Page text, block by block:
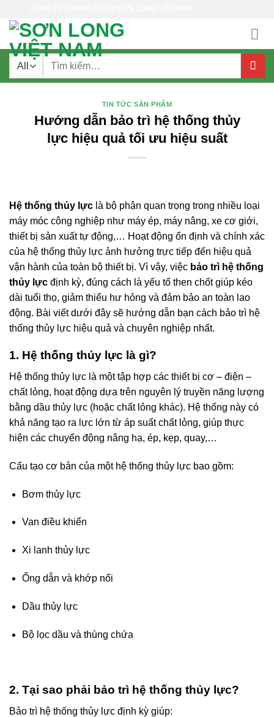
content
Tìm
TIN TỨC SẢN PHẨM
Hướng dẫn bảo trì hệ thống thủy
lực hiệu quả tối ưu hiệu suất
Hệ thống thủy lực là bộ phận quan trọng trong nhiều loại
máy móc công nghiệp như máy ép, máy nâng, xe cơ giới,
thiết bị sản xuất tự động,… Hoạt động ổn định và chính xác
của hệ thống thủy lực ảnh hưởng trực tiếp đến hiệu quả
vận hành của toàn bộ thiết bị. Vì vậy, việc bảo trì hệ thống
thủy lực định kỳ, đúng cách là yếu tố then chốt giúp kéo
dài tuổi thọ, giảm thiểu hư hỏng và đảm bảo an toàn lao
động. Bài viết dưới đây sẽ hướng dẫn bạn cách bảo trì hệ
thống thủy lực hiệu quả và chuyên nghiệp nhất.
1. Hệ thống thủy lực là gì?
Hệ thống thủy lực là một tập hợp các thiết bị cơ – điện –
chất lỏng, hoạt động dựa trên nguyên lý truyền năng lượng
bằng dầu thủy lực (hoặc chất lỏng khác). Hệ thống này có
khả năng tạo ra lực lớn từ áp suất chất lỏng, giúp thực
hiện các chuyển động nâng hạ, ép, kẹp, quay,…
Cấu tạo cơ bản của một hệ thống thủy lực bao gồm:
Bơm thủy lực
Van điều khiển
Xi lanh thủy lực
Ống dẫn và khớp nối
Dầu thủy lực
Bộ lọc dầu và thùng chứa
2. Tại sao phải bảo trì hệ thống thủy lực?
Bảo trì hệ thống thủy lực định kỳ giúp: